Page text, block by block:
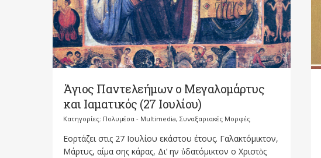
Άγιος Παντελεήμων ο Μεγαλομάρτυς
και Ιαματικός (27 Ιουλίου)
Κατηγορίες: Πολυμέσα - Multimedia, Συναξαριακές Μορφές
Εορτάζει στις 27 Ιουλίου εκάστου έτους. Γαλακτόμικτον,
Μάρτυς, αίμα σης κάρας, Δι’ ην ὑδατόμικτον ο Χριστὸς